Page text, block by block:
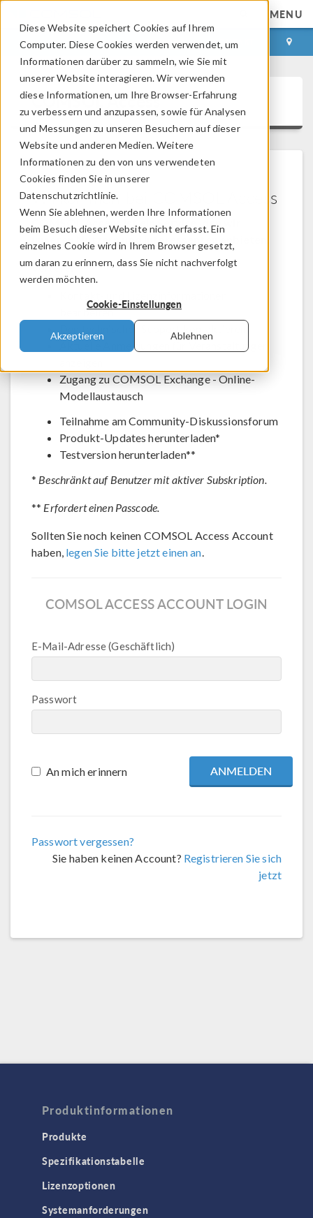
Diese Website speichert Cookies auf Ihrem
Computer. Diese Cookies werden verwendet, um
Informationen darüber zu sammeln, wie Sie mit
unserer Website interagieren. Wir verwenden
diese Informationen, um Ihre Browser-Erfahrung
zu verbessern und anzupassen, sowie für Analysen
und Messungen zu unseren Besuchern auf dieser
Website und anderen Medien. Weitere
Informationen zu den von uns verwendeten
Cookies finden Sie in unserer
Datenschutzrichtlinie.
Wenn Sie ablehnen, werden Ihre Informationen
beim Besuch dieser Website nicht erfasst. Ein
einzelnes Cookie wird in Ihrem Browser gesetzt,
um daran zu erinnern, dass Sie nicht nachverfolgt
werden möchten.
Cookie-Einstellungen
Akzeptieren Ablehnen
MENU
ANMELDEN KONTAKT
COMSOL Access
Willkommen bei COMSOL Access
COMSOL Access ist ein Service, den wir
unseren Nutzern und Interessenten anbieten.
Vorteile:
bearbeiten
Den technischen Support kontaktieren
Aktuelle Anmeldungen für Veranstaltungen
Zugang zu COMSOL Exchange - Online-
Modellaustausch
Teilnahme am Community-Diskussionsforum
Produkt-Updates herunterladen*
Testversion herunterladen**
* Beschränkt auf Benutzer mit aktiver Subskription.
** Erfordert einen Passcode.
Sollten Sie noch keinen COMSOL Access Account
haben, legen Sie bitte jetzt einen an.
COMSOL ACCESS ACCOUNT LOGIN
E-Mail-Adresse (Geschäftlich)
Passwort
An mich erinnern
Passwort vergessen?
Sie haben keinen Account? Registrieren Sie sich
jetzt
Produktinformationen
Produkte
Spezifikationstabelle
Lizenzoptionen
Systemanforderungen